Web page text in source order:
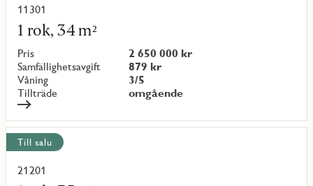
11301
1 rok, 34 m²
Pris
2 650 000 kr
Samfällighetsavgift
879 kr
Våning
3/5
Tillträde
omgående
Läs
mer
om
objekt
{objectNumber}
Till salu
21201
Läs